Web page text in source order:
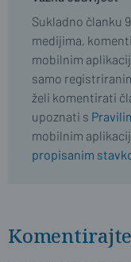
Sukladno članku
medijima,
mobilnim
samo
želi komentirati
upoznati s
mobilnim
propisanim